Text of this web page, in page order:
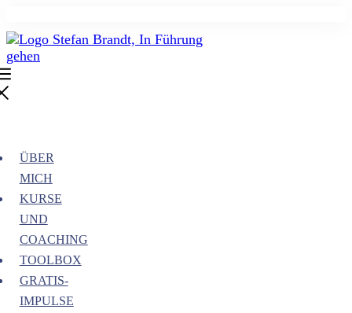
ÜBER
MICH
KURSE
UND
COACHING
TOOLBOX
GRATIS-
IMPULSE